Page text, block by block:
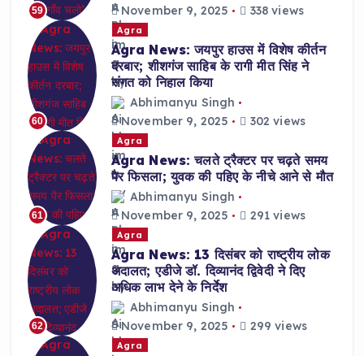
59
November 9, 2025
338 views
60
Agra
Agra News: जयपुर हाउस में विशेष कीर्तन
दरबार; शीशगंज साहिब के रागी मीत सिंह ने
संगत को निहाल किया
Abhimanyu Singh
November 9, 2025
302 views
61
Agra
Agra News: चलते ट्रैक्टर पर चढ़ते समय
पैर फिसला; युवक की पहिए के नीचे आने से मौत
Abhimanyu Singh
November 9, 2025
291 views
62
Agra
Agra News: 13 दिसंबर को राष्ट्रीय लोक
अदालत; एडीजे डॉ. दिव्यानंद द्विवेदी ने दिए
अधिक लाभ देने के निर्देश
Abhimanyu Singh
November 9, 2025
299 views
Agra